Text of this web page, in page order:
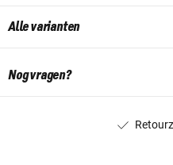
Alle varianten
Nog vragen?